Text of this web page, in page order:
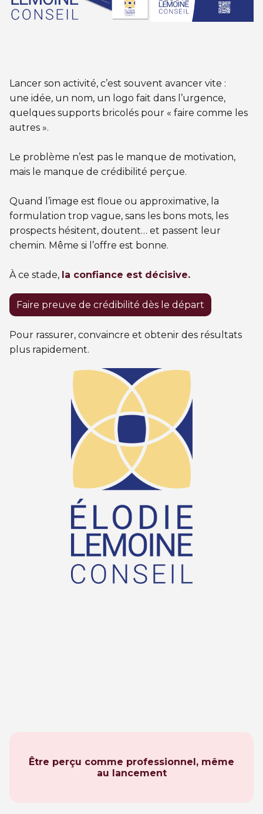
Lancer son activité, c’est souvent avancer vite :
une idée, un nom, un logo fait dans l’urgence,
quelques supports bricolés pour « faire comme les
autres ».
Le problème n’est pas le manque de motivation,
mais le manque de crédibilité perçue.
Quand l’image est floue ou approximative, la
formulation trop vague, sans les bons mots, les
prospects hésitent, doutent… et passent leur
chemin. Même si l’offre est bonne.
À ce stade, la confiance est décisive.
Faire preuve de crédibilité dès le départ
Pour rassurer, convaincre et obtenir des résultats
plus rapidement.
Être perçu comme professionnel, même
au lancement